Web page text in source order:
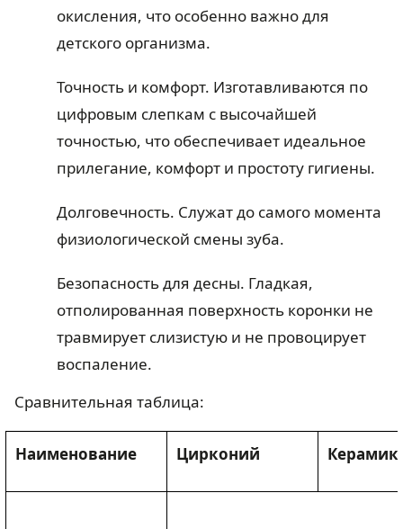
окисления, что особенно важно для
детского организма.
Точность и комфорт. Изготавливаются по
цифровым слепкам с высочайшей
точностью, что обеспечивает идеальное
прилегание, комфорт и простоту гигиены.
Долговечность. Служат до самого момента
физиологической смены зуба.
Безопасность для десны. Гладкая,
отполированная поверхность коронки не
травмирует слизистую и не провоцирует
воспаление.
Сравнительная таблица:
Наименование Цирконий